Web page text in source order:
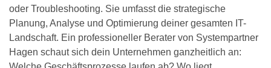
oder Troubleshooting. Sie umfasst die strategische
Planung, Analyse und Optimierung deiner gesamten IT-
Landschaft. Ein professioneller Berater von Systempartner
Hagen schaut sich dein Unternehmen ganzheitlich an: